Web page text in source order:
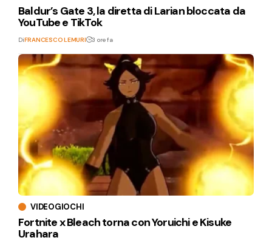
Baldur’s Gate 3, la diretta di Larian bloccata da
YouTube e TikTok
DiFRANCESCO LEMURI 3 ore fa
VIDEOGIOCHI
Fortnite x Bleach torna con Yoruichi e Kisuke
Urahara